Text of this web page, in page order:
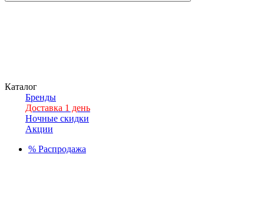
Каталог
Бренды
Доставка 1 день
Ночные скидки
Акции
% Распродажа